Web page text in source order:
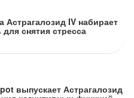
Астрагалозид IV набирает
снятия стресса
выпускает Астрагалозид